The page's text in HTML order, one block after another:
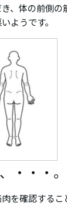
、体の前側の
ようです。
・・・。
を確認するこ